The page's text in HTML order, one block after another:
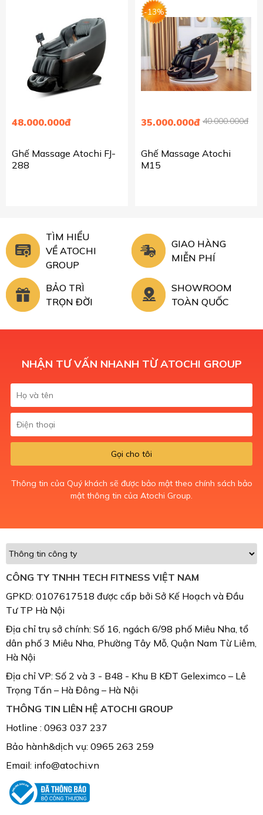
48.000.000đ
Ghế Massage Atochi FJ-
288
-13%
35.000.000đ 40.000.000đ
Ghế Massage Atochi
M15
TÌM HIỂU
VỀ ATOCHI
GROUP
GIAO HÀNG
MIỄN PHÍ
BẢO TRÌ
TRỌN ĐỜI
SHOWROOM
TOÀN QUỐC
NHẬN TƯ VẤN NHANH TỪ ATOCHI GROUP
Gọi cho tôi
Thông tin của Quý khách sẽ được bảo mật theo chính sách bảo
mật thông tin của Atochi Group.
CÔNG TY TNHH TECH FITNESS VIỆT NAM
GPKD: 0107617518 được cấp bởi Sở Kế Hoạch và Đầu
Tư TP Hà Nội
Địa chỉ trụ sở chính: Số 16, ngách 6/98 phố Miêu Nha, tổ
dân phố 3 Miêu Nha, Phường Tây Mỗ, Quận Nam Từ Liêm,
Hà Nội
Địa chỉ VP: Số 2 và 3 - B48 - Khu B KĐT Geleximco – Lê
Trọng Tấn – Hà Đông – Hà Nội
THÔNG TIN LIÊN HỆ ATOCHI GROUP
Hotline : 0963 037 237
Bảo hành&dịch vụ: 0965 263 259
Email: info@atochi.vn